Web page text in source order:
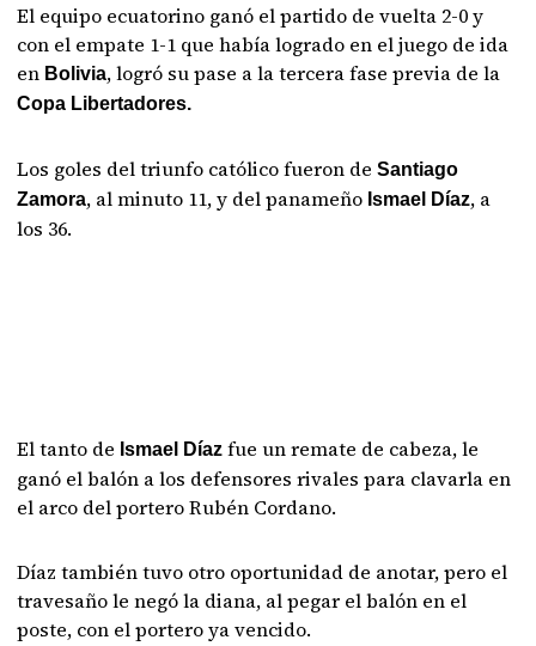
El equipo ecuatorino ganó el partido de vuelta 2-0 y
con el empate 1-1 que había logrado en el juego de ida
en Bolivia, logró su pase a la tercera fase previa de la
Copa Libertadores.
Los goles del triunfo católico fueron deSantiago
Zamora, al minuto 11, y del panameño Ismael Díaz, a
los 36.
El tanto de Ismael Díaz fue un remate de cabeza, le
ganó el balón a los defensores rivales para clavarla en
el arco del portero Rubén Cordano.
Díaz también tuvo otro oportunidad de anotar, pero el
travesaño le negó la diana, al pegar el balón en el
poste, con el portero ya vencido.